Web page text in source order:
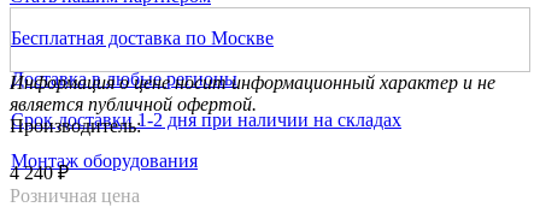
Синхронизация: Внутренняя, Видеовыход: Композитный 1.0
Vp-p 75 Ом, Гамма коррекция: 0,45, Управление: DIP/UTC,
OSD меню, АРУ: Авто, Smart IR, Компенсация встречной
засветки, Шумоподавление: 2D-NR, 3D-NR, Маскирование,
FULLCOLOR, Дальность LED подсветки: 30 м, Степень
защиты: IP 66 (металл), Рабочая температура: -40°…+60°C,
Электропитание: DC 12B±10% 500 мА. Мощность
потребления(220В): 6Вт
Бесплатная доставка по Москве
Доставка в любые регионы
Срок доставки 1-2 дня при наличии на складах
Монтаж оборудования
Информация о цене носит информационный характер и не
является публичной офертой.
Производитель:
4 240 ₽
Розничная цена